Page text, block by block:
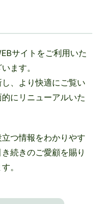
サイトをご利用いた
ます。
、より快適にご覧い
にリニューアルいた
つ情報をわかりやす
続きのご愛顧を賜り
。